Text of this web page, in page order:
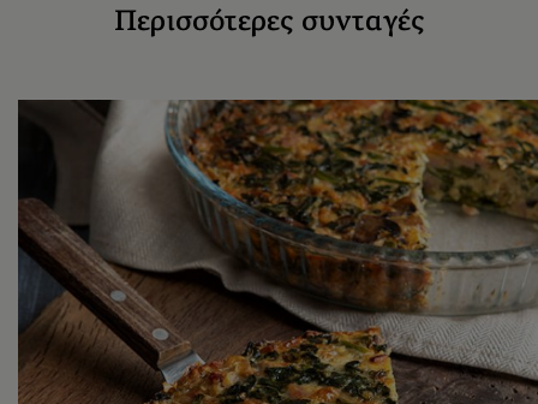
Περισσότερες συνταγές​
Χαμηλές θερμίδες
Εντυπωσιακό Κις
λορέν με σπανάκι